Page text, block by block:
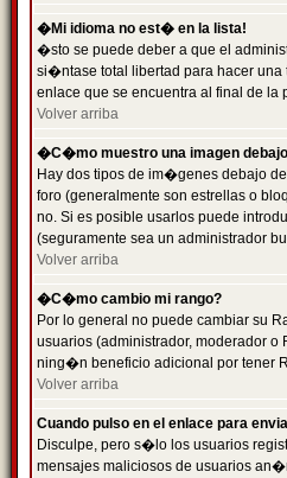
�Mi idioma no est� en la lista!
�sto se puede deber a que el
si�ntase total libertad para hacer
enlace que se encuentra al final de
Volver arriba
�C�mo muestro una imagen
Hay dos tipos de im�genes debajo
foro (generalmente son estrellas o
no. Si es posible usarlos puede
(seguramente sea un administrador
Volver arriba
�C�mo cambio mi rango?
Por lo general no puede cambiar su
usuarios (administrador, moderador
ning�n beneficio adicional por tener
Volver arriba
Cuando pulso en el enlace para
Disculpe, pero s�lo los usuarios
mensajes maliciosos de usuarios